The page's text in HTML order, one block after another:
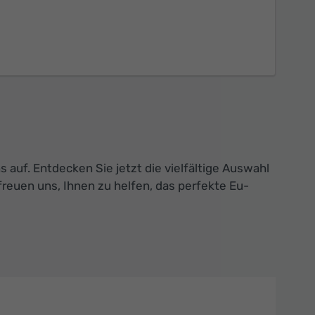
auf. Entdecken Sie jetzt die vielfältige Auswahl
uns, Ihnen zu helfen, das perfekte Eu-